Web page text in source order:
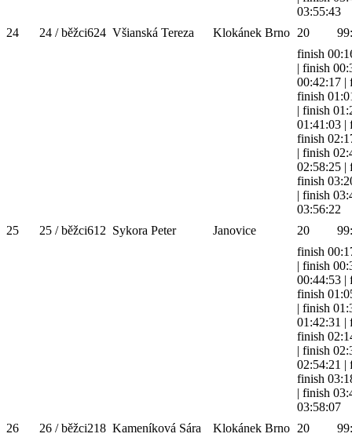
03:55:43
24
24 / běžci624 Všianská Tereza Klokánek Brno 20
finish
| finish
00:42:17 |
finish
| finish
01:41:03 |
finish
| finish
02:58:25 |
finish
| finish
03:56:22
25
25 / běžci612 Sykora Peter Janovice 20
finish
| finish
00:44:53 |
finish
| finish
01:42:31 |
finish
| finish
02:54:21 |
finish
| finish
03:58:07
26
26 / běžci218 Kameníková Sára Klokánek Brno 20